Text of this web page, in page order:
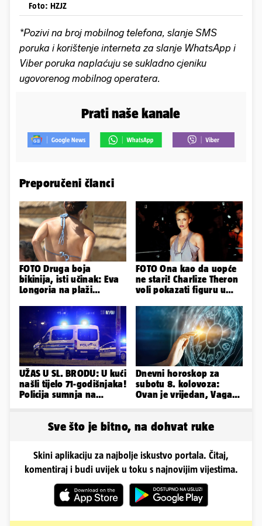
Foto: HZJZ
*Pozivi na broj mobilnog telefona, slanje SMS
poruka i korištenje interneta za slanje WhatsApp i
Viber poruka naplaćuju se sukladno cjeniku
ugovorenog mobilnog operatera.
Prati naše kanale
Preporučeni članci
FOTO Druga boja
bikinija, isti učinak: Eva
Longoria na plaži
obline
FOTO Ona kao da uopće
ne stari! Charlize Theron
voli pokazati figuru u
UŽAS U SL. BRODU: U kući
našli tijelo 71-godišnjaka!
Policija sumnja na
Dnevni horoskop za
subotu 8. kolovoza:
Ovan je vrijedan, Vaga
Sve što je bitno, na dohvat ruke
Skini aplikaciju za najbolje iskustvo portala. Čitaj,
komentiraj i budi uvijek u toku s najnovijim vijestima.